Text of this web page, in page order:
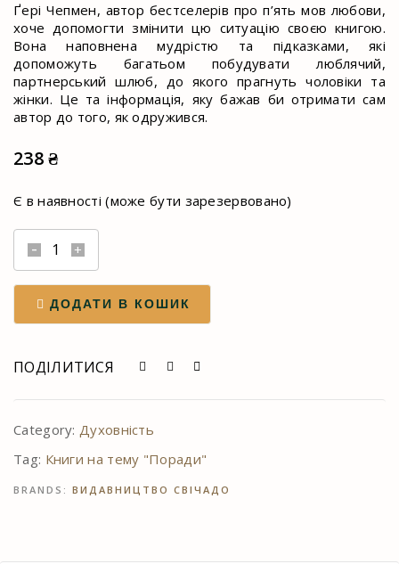
Ґері Чепмен, автор бестселерів про п’ять мов любови,
хоче допомогти змінити цю ситуацію своєю книгою.
Вона наповнена мудрістю та підказками, які
допоможуть багатьом побудувати люблячий,
партнерський шлюб, до якого прагнуть чоловіки та
жінки. Це та інформація, яку бажав би отримати сам
автор до того, як одружився.
238₴
Є в наявності (може бути зарезервовано)
Якби
ж
це
одруження
quantity
ДОДАТИ В КОШИК
ПОДІЛИТИСЯ
Category:Духовність
Tag: Книги на тему "Поради"
BRANDS: ВИДАВНИЦТВО СВІЧАДО